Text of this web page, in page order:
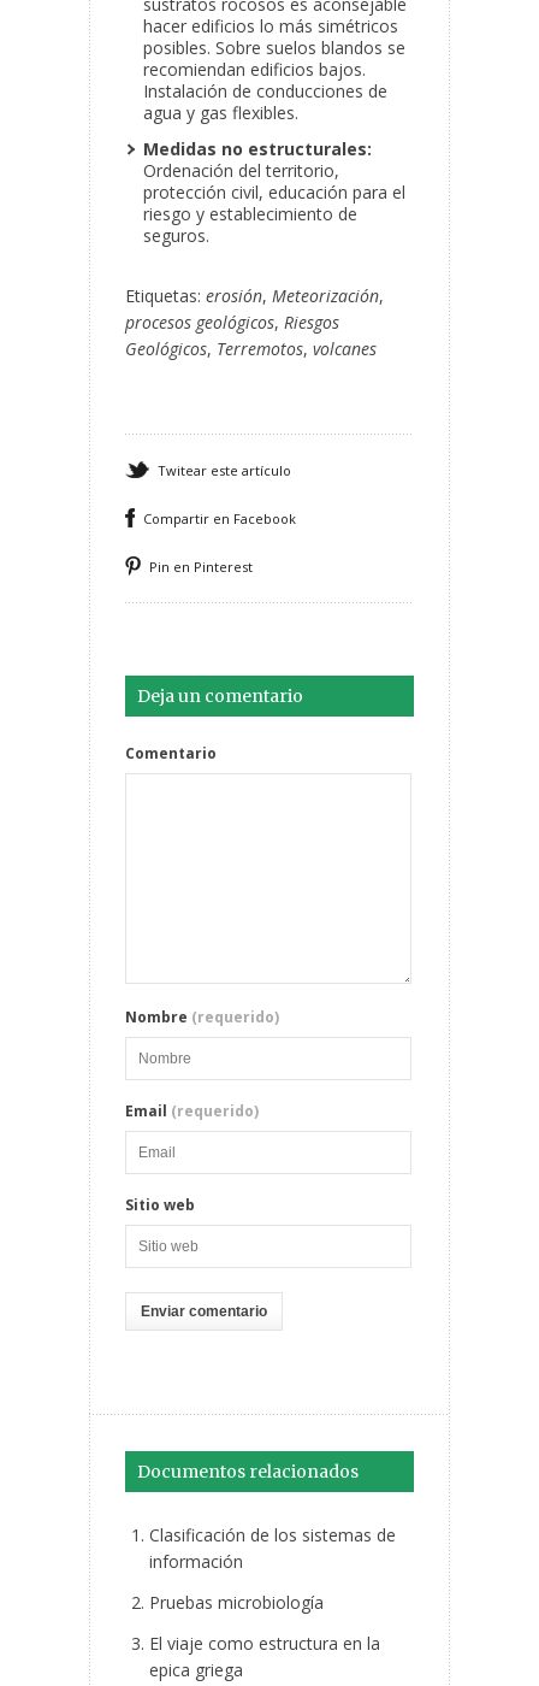
sustratos rocosos es aconsejable
hacer edificios lo más simétricos
posibles. Sobre suelos blandos se
recomiendan edificios bajos.
Instalación de conducciones de
agua y gas flexibles.
Medidas no estructurales:
Ordenación del territorio,
protección civil, educación para el
riesgo y establecimiento de
seguros.
Etiquetas: erosión, Meteorización,
procesos geológicos, Riesgos
Geológicos, Terremotos, volcanes
Twitear este artículo
Compartir en Facebook
Pin en Pinterest
Deja un comentario
Comentario
Nombre (requerido)
Email (requerido)
Sitio web
Documentos relacionados
Clasificación de los sistemas de
información
Pruebas microbiología
El viaje como estructura en la
epica griega